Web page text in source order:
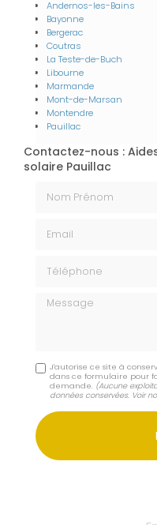
Andernos-les-Bains
Bayonne
Bergerac
Coutras
La Teste-de-Buch
Libourne
Marmande
Mont-de-Marsan
Montendre
Pauillac
Contactez-nous :
solaire Pauillac
Message
J'autorise ce site à
dans ce formulaire pour
demande. (Aucune
données conservées. Voir